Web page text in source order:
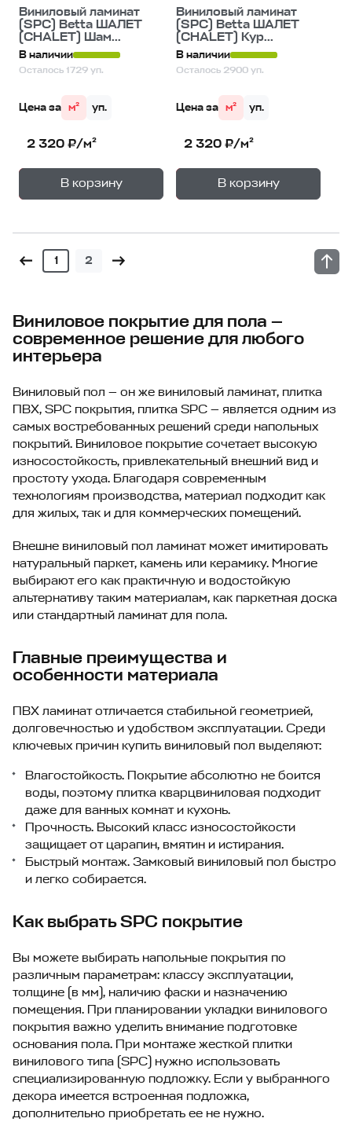
Виниловый ламинат
(SPC) Betta ШАЛЕТ
(CHALET) Шам...
В наличии
Осталось 1729 уп.
Цена за м² уп.
2 320 ₽/м²
В корзину
— 1уп.
Виниловый ламинат
(SPC) Betta ШАЛЕТ
(CHALET) Кур...
В наличии
Осталось 2900 уп.
Цена за м² уп.
2 320 ₽/м²
В корзину
— 1уп.
1 2
Виниловое покрытие для пола —
современное решение для любого
интерьера
Виниловый пол — он же виниловый ламинат, плитка
ПВХ, SPC покрытия, плитка SPC — является одним из
самых востребованных решений среди напольных
покрытий. Виниловое покрытие сочетает высокую
износостойкость, привлекательный внешний вид и
простоту ухода. Благодаря современным
технологиям производства, материал подходит как
для жилых, так и для коммерческих помещений.
Внешне виниловый пол ламинат может имитировать
натуральный паркет, камень или керамику. Многие
выбирают его как практичную и водостойкую
альтернативу таким материалам, как паркетная доска
или стандартный ламинат для пола.
Главные преимущества и
особенности материала
ПВХ ламинат отличается стабильной геометрией,
долговечностью и удобством эксплуатации. Среди
ключевых причин купить виниловый пол выделяют:
Влагостойкость. Покрытие абсолютно не боится
воды, поэтому плитка кварцвиниловая подходит
даже для ванных комнат и кухонь.
Прочность. Высокий класс износостойкости
защищает от царапин, вмятин и истирания.
Быстрый монтаж. Замковый виниловый пол быстро
и легко собирается.
Как выбрать SPC покрытие
Вы можете выбирать напольные покрытия по
различным параметрам: классу эксплуатации,
толщине (в мм), наличию фаски и назначению
помещения. При планировании укладки винилового
покрытия важно уделить внимание подготовке
основания пола. При монтаже жесткой плитки
винилового типа (SPC) нужно использовать
специализированную подложку. Если у выбранного
декора имеется встроенная подложка,
дополнительно приобретать ее не нужно.